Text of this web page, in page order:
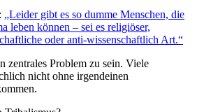
„Leider gibt es so dumme Menschen, die
leben können – sei es religiöser,
oder anti-wissenschaftlich Art.“
zentrales Problem zu sein. Viele
nicht ohne irgendeinen